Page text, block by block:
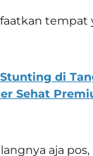
tempat
di
Sehat
aja